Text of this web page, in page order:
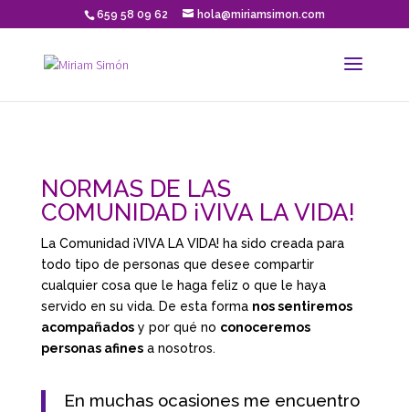
659 58 09 62 hola@miriamsimon.com
NORMAS DE LAS
COMUNIDAD ¡VIVA LA VIDA!
La Comunidad ¡VIVA LA VIDA! ha sido creada para
todo tipo de personas que desee compartir
cualquier cosa que le haga feliz o que le haya
servido en su vida. De esta forma nos sentiremos
acompañadosy por qué no conoceremos
personas afinesa nosotros.
En muchas ocasiones me encuentro